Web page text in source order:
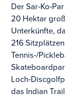
Der Sar-Ko-
20 Hektar
Unterkünfte,
216
Tennis-/
Loch-
das Indian